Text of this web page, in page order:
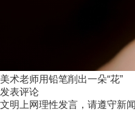
美术老师用铅笔削出一朵“花”
发表评论
文明上网理性发言，请遵守新